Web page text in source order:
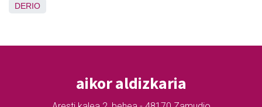
DERIO
aikor aldizkaria